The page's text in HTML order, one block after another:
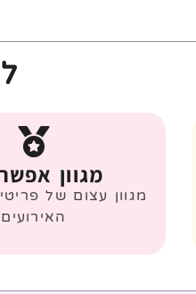
מגוון
מגוון עצום של
האירועים